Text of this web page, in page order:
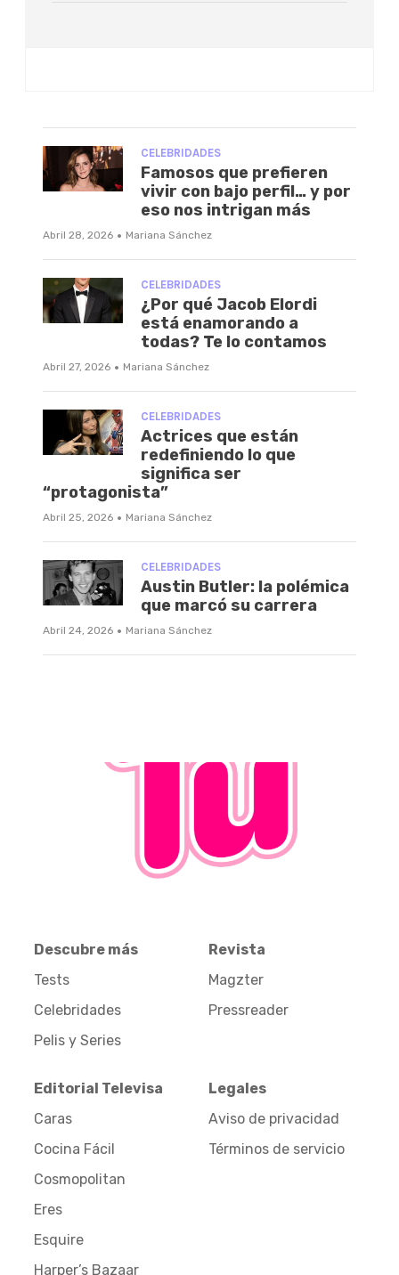
CELEBRIDADES
Famosos que prefieren
vivir con bajo perfil… y por
eso nos intrigan más
Abril 28, 2026 · Mariana Sánchez
CELEBRIDADES
¿Por qué Jacob Elordi
está enamorando a
todas? Te lo contamos
Abril 27, 2026 · Mariana Sánchez
CELEBRIDADES
Actrices que están
redefiniendo lo que
significa ser
“protagonista”
Abril 25, 2026 · Mariana Sánchez
CELEBRIDADES
Austin Butler: la polémica
que marcó su carrera
Abril 24, 2026 · Mariana Sánchez
Descubre más
Tests
Celebridades
Pelis y Series
Revista
Magzter
Pressreader
Editorial Televisa
Caras
Cocina Fácil
Cosmopolitan
Eres
Esquire
Harper’s Bazaar
Legales
Aviso de privacidad
Términos de servicio